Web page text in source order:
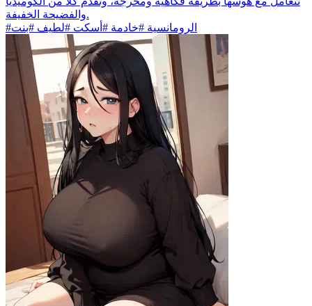
والفضيحة الخفيفة.
#الرومانسية #خادمة #أسكت #لطيف #بنت